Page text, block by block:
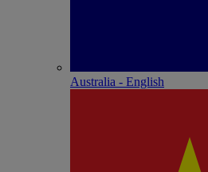
Australia - English